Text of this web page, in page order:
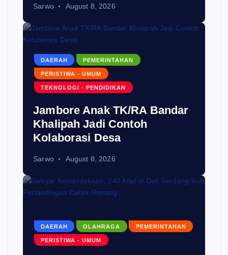
Sarwo August 8, 2026
DAERAH PEMERINTAHAN
PERISTIWA - UMUM
TEKNOLOGI - PENDIDIKAN
Jambore Anak TK/RA Bandar
Khalipah Jadi Contoh
Kolaborasi Desa
Sarwo August 8, 2026
DAERAH OLAHRAGA PEMERINTAHAN
PERISTIWA - UMUM